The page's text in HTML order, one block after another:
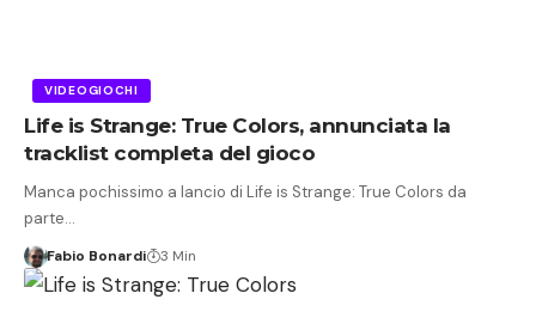
VIDEOGIOCHI
Life is Strange: True Colors, annunciata la
tracklist completa del gioco
Manca pochissimo a lancio di Life is Strange: True Colors da
parte…
Fabio Bonardi 3 Min